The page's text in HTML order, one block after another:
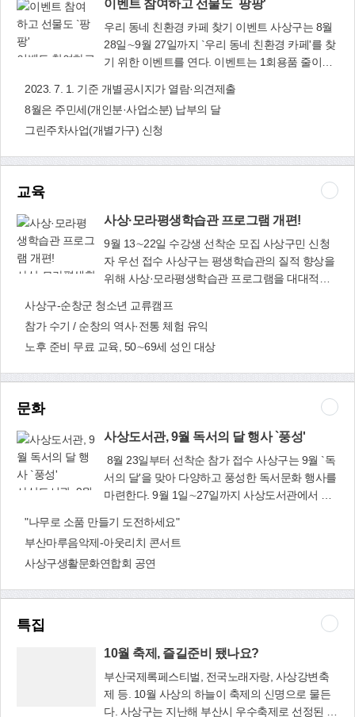
요. 그때 그들의 작품을 보며 큰 위로를 받고 행복
을 느꼈습니다." 청년문화육성에 남다른 철학을 가
진 오 대표는 "기회가 되면 작가로서 시작하는 청
년 작가들에게 힘이 되는 일을 하면 좋을 것 같다
는 생각 했었죠. 부산문화재단을 통해 정기적으로
하게 되었답니다." 부산비엔날레, 부산바다미술제
등 지역의 크고 작은 문화행사에도 `통큰' 후원을
이 필요 한 곳에 희망을 전하기 위해 노력할 것입
니다"며 사상구와의 멋진 인연을 `100년' 간 잇고
사상구 위기가정을 돕기위해 300만 원을 후원했
다.
틀 뒤에는 본명으로 10만 원이 들어와 있었습니다.
아마도 계속해서 삼계탕에 대한 좋은 기억이 떠오
르셨나 봅니다. 이번 일로 사랑을 나눠주는 일이
다시금 사랑받는 일이 되는 것이 봉사라고 생각하
듯해서 정말 행복했습니다. 이영미 (사상드림봉사
단장)
이벤트 참여하고 선물도 `팡팡'
이벤트 참여하고
우리 동네 친환경 카페 찾기 이벤트 사상구는 8월
28일∼9월 27일까지 `우리 동네 친환경 카페'를 찾
기 위한 이벤트를 연다. 이벤트는 1회용품 줄이기
아 친환경 카페로 선정한다. 참여는 관내 카페이면
누구나 할 수 있으며, 방문(사상구청 6층 청소행정
과), 팩스(310-4339), 이메일(kym6689@korea.kr)
용 손수건, 장바구니, 텀블러 에코백 등을 선물로
후 4시 `퀴즈로 풀어보는 리마인드 다복따복 데이'
이벤트를 연다. 이벤트는 사상구 지역보호 체계인
다복따복망(다 함께 행복하고 따뜻한 복지안전망)
에 대한 관심과 참여를 강조하기 위해 마련한 것이
다. 참여는 카카오톡 채널에서 `사상구 구사일
생'을 검색한 뒤 친구로 추가하고, 1대1 채팅을 통
해 퀴즈 문제를 풀어 정답과 함께 수령지, 연락처
등을 함께 보내면 된다. 선착순 280명에 한해 락앤
(☎310-4661)
2023. 7. 1. 기준 개별공시지가 열람·의견제출
8월은 주민세(개인분·사업소분) 납부의 달
그린주차사업(개별가구) 신청
교육
사상·모라평생학습관 프로그램 개편!
사상·모라평생학
개편!
9월 13∼22일 수강생 선착순 모집 사상구민 신청
자 우선 접수 사상구는 평생학습관의 질적 향상을
위해 사상·모라평생학습관 프로그램을 대대적으
로그램은 문화예술, 인문 교양, 자격증 취득 과정
등 모두 41개 강좌로 구성해 10∼12월 3개월간 운
영한다. 수강 신청은 오는 9월 13일∼22일까지 선
사 재직자(근로자)이면 누구나 평생학습관 홈페이
지(www.sasang.go.kr/iii)(50%) 또는 방문(50%)을
통해 접수 가능하다. 수강료는 없으며 교재비와 재
료비는 본인 부담이다. 개강일과 운영시간은 변동
될 수 있어 수강 신청 전 학습관 홈페이지를 통해
확인해야 한다. 한편, 타 지역 구민은 수강 신청을
할 수 없으며, 수료 기준이 70%로 하향된 만큼 미
강좌는 1인 3개까지 신청하되, 동일 강좌는 4회까
지만 신청 가능하다. 이외 자세한 사항은 홈페이지
공지사항을 통해 확인할 수 있다. 평생교육과
사상구-순창군 청소년 교류캠프
참가 수기 / 순창의 역사·전통 체험 유익
노후 준비 무료 교육, 50∼69세 성인 대상
문화
사상도서관, 9월 독서의 달 행사 `풍성'
사상도서관, 9월
풍성'
8월 23일부터 선착순 참가 접수 사상구는 9월 `독
서의 달'을 맞아 다양하고 풍성한 독서문화 행사를
마련한다. 9월 1일∼27일까지 사상도서관에서 열
독서 체험 특강 ▲테마 도서 전시 ▲어린이 펠트공
예 체험 ▲대출 인증 이벤트 ▲대출 권수 확대(5권
→10권) ▲도서 연체 탈출(연체도서 반납 시 대출
인다.〈표 참고〉 참가 접수는 8월 23일부터 선착
민의 다문화 감수성 신장과 상호공존의 지역 분위
기 조성을 위해 다양한 다문화 프로그램도 진행한
다. 프로그램은 인형극 `달라도 괜찮아', 그림책 `쩌
저적' 원화 전시, 다문화 주제 도서와 관련 소품을
전시할 예정이다. 자세한 내용은 사상도서관 홈페
"나무로 소품 만들기 도전하세요"
부산마루음악제-아웃리치 콘서트
사상구생활문화연합회 공연
특집
10월 축제, 즐길준비 됐나요?
부산국제록페스티벌, 전국노래자랑, 사상강변축
제 등. 10월 사상의 하늘이 축제의 신명으로 물든
다. 사상구는 지난해 부산시 우수축제로 선정된 사